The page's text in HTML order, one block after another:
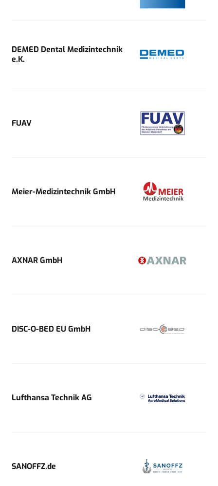
DEMED Dental Medizintechnik
e.K.
FUAV
Meier-Medizintechnik GmbH
AXNAR GmbH
DISC-O-BED EU GmbH
Lufthansa Technik AG
SANOFFZ.de